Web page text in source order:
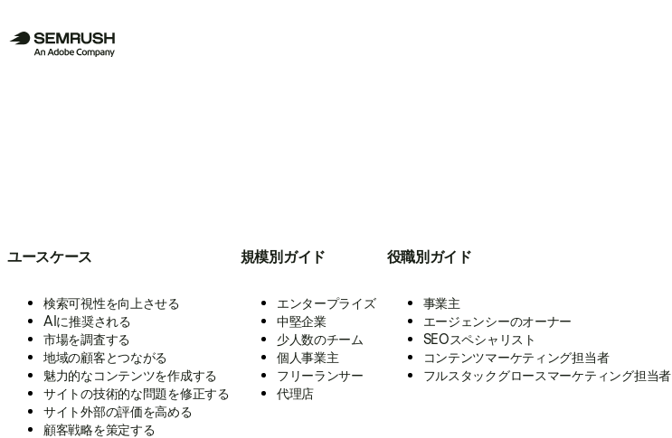
ユースケース
検索可視性を向上させる
AIに推奨される
市場を調査する
地域の顧客とつながる
魅力的なコンテンツを作成する
サイトの技術的な問題を修正する
サイト外部の評価を高める
顧客戦略を策定する
規模別ガイド
エンタープライズ
中堅企業
少人数のチーム
個人事業主
フリーランサー
代理店
役職別ガイド
事業主
エージェンシーのオーナー
SEOスペシャリスト
コンテンツマーケティング担当者
フルスタックグロースマーケティング担当者